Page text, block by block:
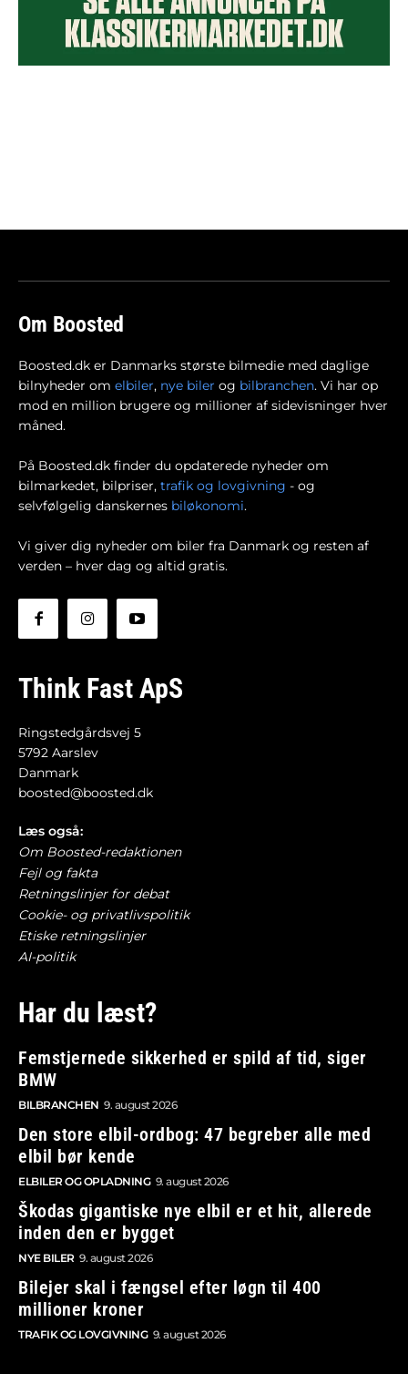
Om Boosted
Boosted.dk er Danmarks største bilmedie med daglige
bilnyheder om elbiler, nye biler og bilbranchen. Vi har op
mod en million brugere og millioner af sidevisninger hver
måned.
På Boosted.dk finder du opdaterede nyheder om
bilmarkedet, bilpriser, trafik og lovgivning - og
selvfølgelig danskernes biløkonomi.
Vi giver dig nyheder om biler fra Danmark og resten af
verden – hver dag og altid gratis.
Think Fast ApS
Ringstedgårdsvej 5
5792 Aarslev
Danmark
boosted@boosted.dk
Læs også:
Om Boosted-redaktionen
Fejl og fakta
Retningslinjer for debat
Cookie- og privatlivspolitik
Etiske retningslinjer
AI-politik
Har du læst?
Femstjernede sikkerhed er spild af tid, siger
BMW
BILBRANCHEN 9. august 2026
Den store elbil-ordbog: 47 begreber alle med
elbil bør kende
ELBILER OG OPLADNING 9. august 2026
Škodas gigantiske nye elbil er et hit, allerede
inden den er bygget
NYE BILER 9. august 2026
Bilejer skal i fængsel efter løgn til 400
millioner kroner
TRAFIK OG LOVGIVNING 9. august 2026